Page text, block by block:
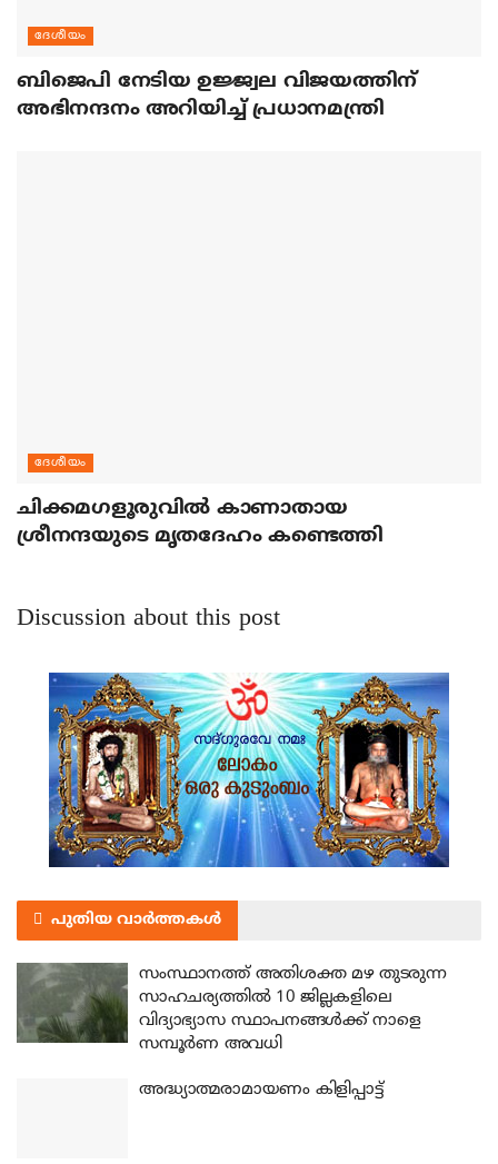
ദേശീയം
ബിജെപി നേടിയ ഉജ്ജ്വല വിജയത്തിന്
അഭിനന്ദനം അറിയിച്ച് പ്രധാനമന്ത്രി
ദേശീയം
ചിക്കമഗളൂരുവില്‍ കാണാതായ
ശ്രീനന്ദയുടെ മൃതദേഹം കണ്ടെത്തി
Discussion about this post
പുതിയ വാർത്തകൾ
സംസ്ഥാനത്ത് അതിശക്ത മഴ തുടരുന്ന
സാഹചര്യത്തിൽ 10 ജില്ലകളിലെ
വിദ്യാഭ്യാസ സ്ഥാപനങ്ങൾക്ക് നാളെ
സമ്പൂർണ അവധി
അദ്ധ്യാത്മരാമായണം കിളിപ്പാട്ട്